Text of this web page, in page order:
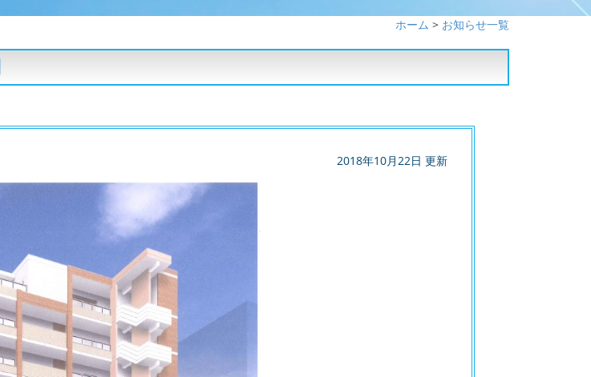
ホーム > お知らせ一覧
2018年10月22日 更新